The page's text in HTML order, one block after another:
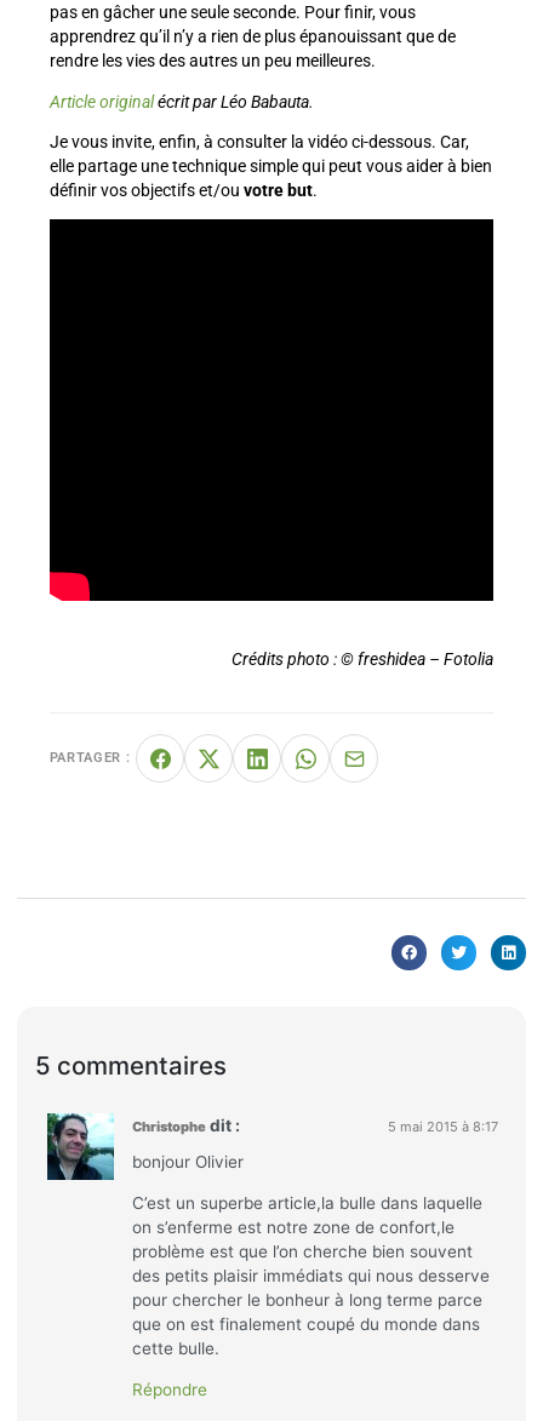
pas en gâcher une seule seconde. Pour finir, vous
apprendrez qu’il n’y a rien de plus épanouissant que de
rendre les vies des autres un peu meilleures.
Article originalécrit par Léo Babauta.
Je vous invite, enfin, à consulter la vidéo ci-dessous. Car,
elle partage une technique simple qui peut vous aider à bien
définir vos objectifs et/ou votre but.
Crédits photo : © freshidea – Fotolia
PARTAGER :
5 commentaires
Christophe dit : 5 mai 2015 à 8:17
bonjour Olivier
C’est un superbe article,la bulle dans laquelle
on s’enferme est notre zone de confort,le
problème est que l’on cherche bien souvent
des petits plaisir immédiats qui nous desserve
pour chercher le bonheur à long terme parce
que on est finalement coupé du monde dans
cette bulle.
Répondre